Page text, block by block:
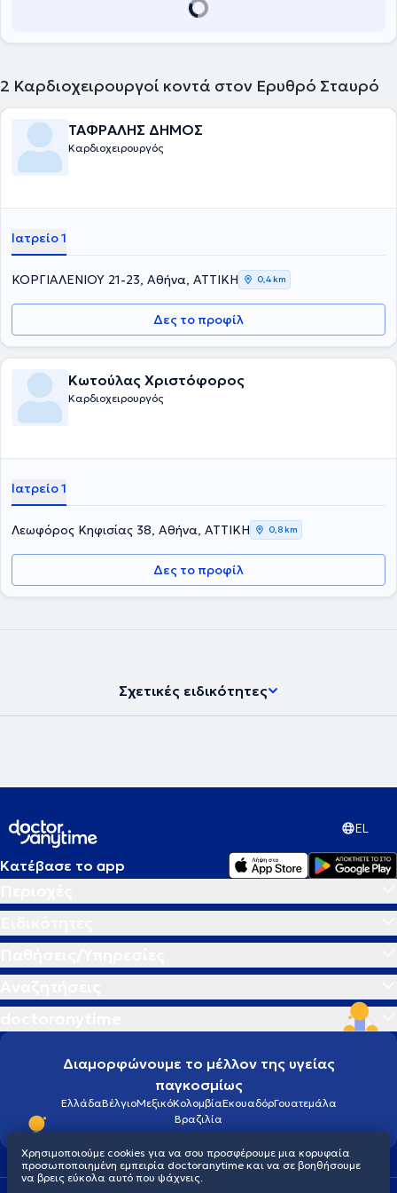
2 Καρδιοχειρουργοί κοντά στον Ερυθρό Σταυρό
ΤΑΦΡΑΛΗΣ ΔΗΜΟΣ
Καρδιοχειρουργός
Ιατρείο 1
ΚΟΡΓΙΑΛΕΝΙΟΥ 21-23, Αθήνα, ΑΤΤΙΚΗ 0,4 km
Δες το προφίλ
Κωτούλας Χριστόφορος
Καρδιοχειρουργός
Ιατρείο 1
Λεωφόρος Κηφισίας 38, Αθήνα, ΑΤΤΙΚΗ 0,8 km
Δες το προφίλ
Σχετικές ειδικότητες
EL
Κατέβασε το app
Διαμορφώνουμε το μέλλον της υγείας
παγκοσμίως
ΕλλάδαΒέλγιοΜεξικόΚολομβίαΕκουαδόρΓουατεμάλα
Βραζιλία
Χρησιμοποιούμε cookies για να σου προσφέρουμε μια κορυφαία
προσωποποιημένη εμπειρία doctoranytime και να σε βοηθήσουμε
να βρεις εύκολα αυτό που ψάχνεις.